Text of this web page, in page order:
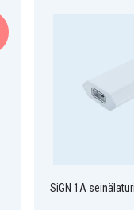
SiGN 1A